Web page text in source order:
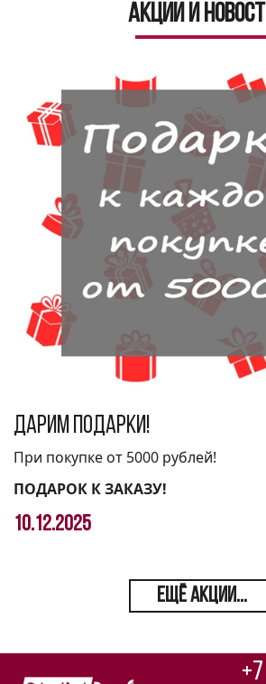
Акции и
Дарим подарки!
При покупке от 5000 рублей!
ПОДАРОК К ЗАКАЗУ!
10.12.2025
ЕЩЁ АКЦИИ...